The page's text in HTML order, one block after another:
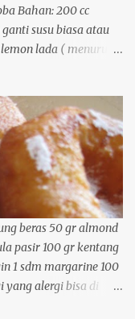
Bahan: 200 cc
susu biasa atau
lada ( menurut
yang kecil yang
blender selama 5
lemon, lanjutkan
(biasanya 1-2 menit)
putih bubuk, lada,
telah siap.
beras 50 gr almond
pasir 100 gr kentang
1 sdm margarine 100
yang alergi bisa di